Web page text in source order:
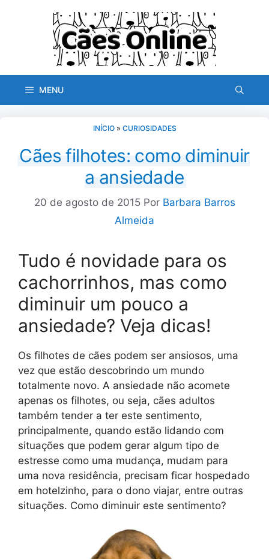
MENU
INÍCIO» CURIOSIDADES
Cães filhotes: como diminuir
a ansiedade
20 de agosto de 2015 Por Barbara Barros
Almeida
Tudo é novidade para os
cachorrinhos, mas como
diminuir um pouco a
ansiedade? Veja dicas!
Os filhotes de cães podem ser ansiosos, uma
vez que estão descobrindo um mundo
totalmente novo. A ansiedade não acomete
apenas os filhotes, ou seja, cães adultos
também tender a ter este sentimento,
principalmente, quando estão lidando com
situações que podem gerar algum tipo de
estresse como uma mudança, mudam para
uma nova residência, precisam ficar hospedado
em hotelzinho, para o dono viajar, entre outras
situações. Como diminuir este sentimento?